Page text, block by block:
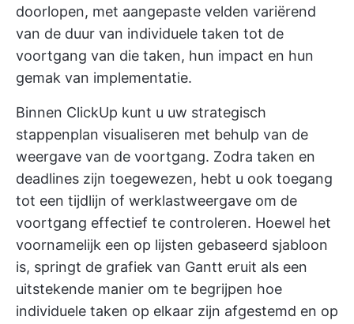
doorlopen, met aangepaste velden variërend
van de duur van individuele taken tot de
voortgang van die taken, hun impact en hun
gemak van implementatie.
Binnen ClickUp kunt u uw strategisch
stappenplan visualiseren met behulp van de
weergave van de voortgang. Zodra taken en
deadlines zijn toegewezen, hebt u ook toegang
tot een tijdlijn of werklastweergave om de
voortgang effectief te controleren. Hoewel het
voornamelijk een op lijsten gebaseerd sjabloon
is, springt de grafiek van Gantt eruit als een
uitstekende manier om te begrijpen hoe
individuele taken op elkaar zijn afgestemd en op